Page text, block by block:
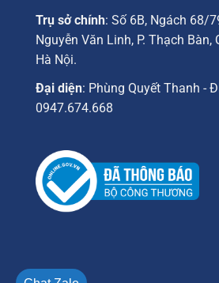
Trụ sở chính: Số 6B, Ngách 68/
Nguyễn Văn Linh, P. Thạch Bàn,
Hà Nội.
Đại diện: Phùng Quyết Thanh -
0947.674.668